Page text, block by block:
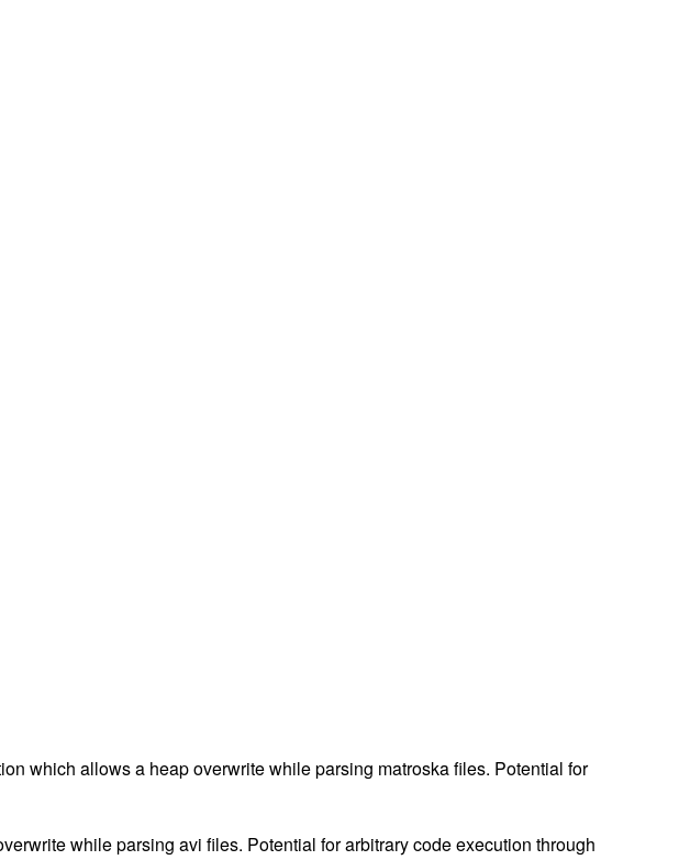
which allows a heap overwrite while parsing matroska files. Potential for
while parsing avi files. Potential for arbitrary code execution through